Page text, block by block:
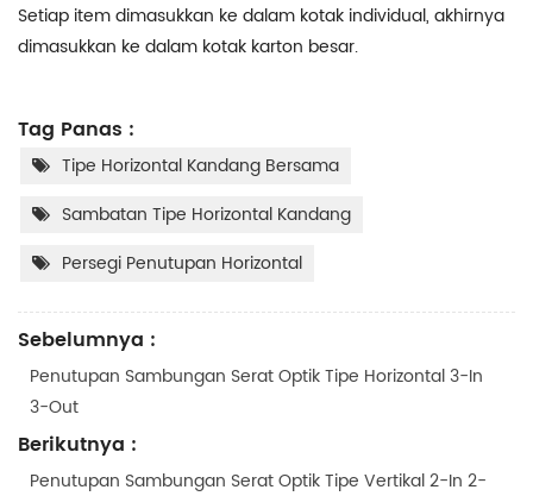
Setiap item dimasukkan ke dalam kotak individual, akhirnya
dimasukkan ke dalam kotak karton besar.
Tag Panas :
Tipe Horizontal Kandang Bersama
Sambatan Tipe Horizontal Kandang
Persegi Penutupan Horizontal
Sebelumnya :
Penutupan Sambungan Serat Optik Tipe Horizontal 3-In
3-Out
Berikutnya :
Penutupan Sambungan Serat Optik Tipe Vertikal 2-In 2-